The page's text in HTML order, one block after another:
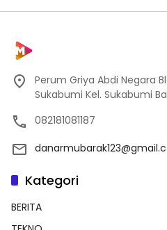
Perum Griya Abdi Negara
Sukabumi Kel. Sukabumi
082181081187
Kategori
BERITA